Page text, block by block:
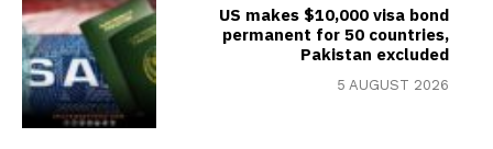
US makes $10,000 visa bond
permanent for 50 countries,
Pakistan excluded
5 AUGUST 2026